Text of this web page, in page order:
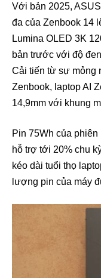
Với bản 2025,
đa của Zenbook 14
Lumina OLED 3K
bản trước với độ
Cải tiến từ sự mỏng
Zenbook, laptop AI
14,9mm với khung
Pin 75Wh của
hỗ trợ tới 20% chu
kéo dài tuổi thọ
lượng pin của máy